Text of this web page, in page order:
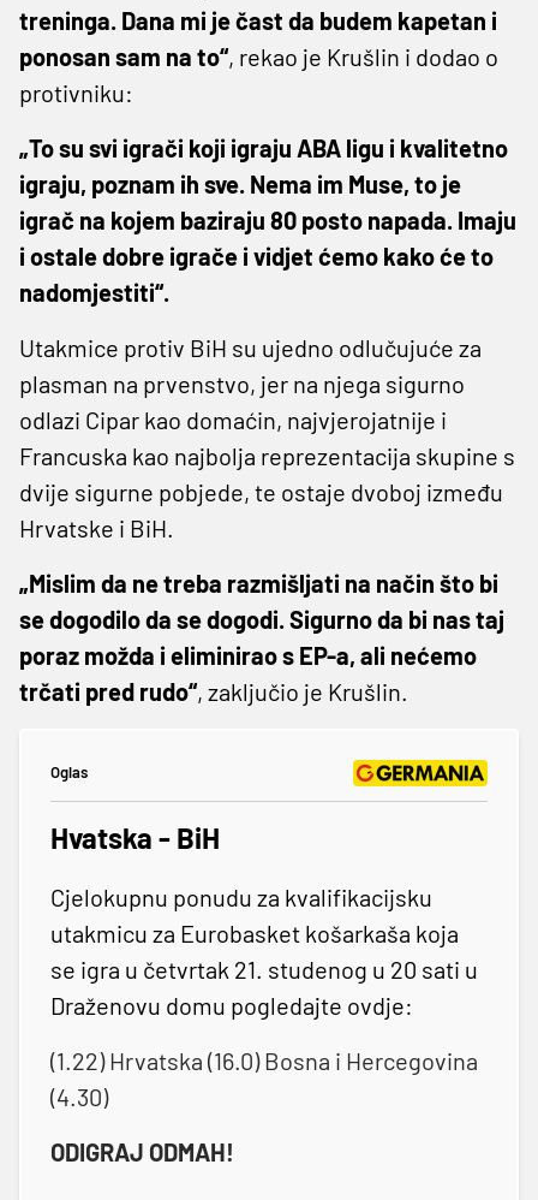
treninga. Dana mi je čast da budem kapetan i
ponosan sam na to“, rekao je Krušlin i dodao o
protivniku:
„To su svi igrači koji igraju ABA ligu i kvalitetno
igraju, poznam ih sve. Nema im Muse, to je
igrač na kojem baziraju 80 posto napada. Imaju
i ostale dobre igrače i vidjet ćemo kako će to
nadomjestiti“.
Utakmice protiv BiH su ujedno odlučujuće za
plasman na prvenstvo, jer na njega sigurno
odlazi Cipar kao domaćin, najvjerojatnije i
Francuska kao najbolja reprezentacija skupine s
dvije sigurne pobjede, te ostaje dvoboj između
Hrvatske i BiH.
„Mislim da ne treba razmišljati na način što bi
se dogodilo da se dogodi. Sigurno da bi nas taj
poraz možda i eliminirao s EP-a, ali nećemo
trčati pred rudo“, zaključio je Krušlin.
Oglas
Hvatska - BiH
Cjelokupnu ponudu za kvalifikacijsku
utakmicu za Eurobasket košarkaša koja
se igra u četvrtak 21. studenog u 20 sati u
Draženovu domu pogledajte ovdje:
(1.22) Hrvatska (16.0) Bosna i Hercegovina
(4.30)
ODIGRAJ ODMAH!